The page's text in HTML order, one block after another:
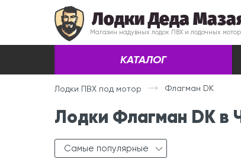
Лодки Деда
Магазин надувных лодок ПВХ и лодочных
КАТАЛОГ
Лодки ПВХ под мотор Флагман DK
Лодки Флагман DK в
Самые популярные